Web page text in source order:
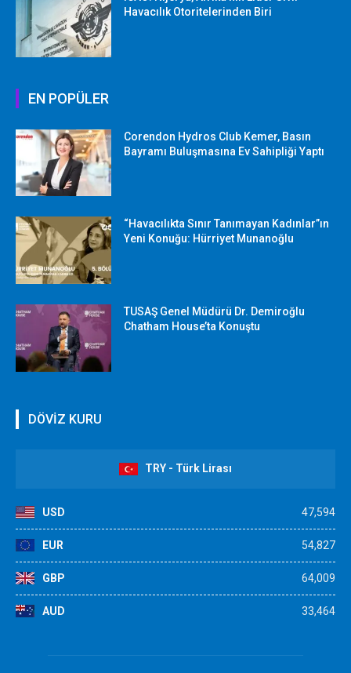
Havacılık Otoritelerinden Biri
EN POPÜLER
Corendon Hydros Club Kemer, Basın
Bayramı Buluşmasına Ev Sahipliği Yaptı
“Havacılıkta Sınır Tanımayan Kadınlar”ın
Yeni Konuğu: Hürriyet Munanoğlu
TUSAŞ Genel Müdürü Dr. Demiroğlu
Chatham House’ta Konuştu
DÖVİZ KURU
TRY - Türk Lirası
USD 47,594
EUR 54,827
GBP 64,009
AUD 33,464